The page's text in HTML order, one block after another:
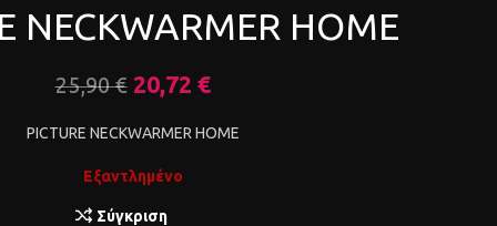
NECKWARMER HOME
25,90€ 20,72 €
PICTURE NECKWARMER HOME
Εξαντλημένο
Σύγκριση